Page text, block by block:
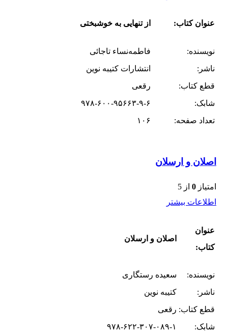
عنوان کتاب: از تنهایی به خوشبختی
نویسنده:
فاطمه‌نساء تاجائی
ناشر:
انتشارات کتیبه نوین
قطع کتاب:
رقعی
شابک:
۹۷۸-۶۰۰-۹۵۶۶۳-۹-۶
تعداد صفحه:
۱۰۶
اصلان و ارسلان
امتیاز 0 از 5
اطلاعات بیشتر
عنوان
کتاب:
اصلان و ارسلان
نویسنده:
سعیده رستگاری
ناشر:
کتیبه نوین
قطع کتاب: رقعی
شابک:
۹۷۸-۶۲۲-۳۰۷-۰۸۹-۱